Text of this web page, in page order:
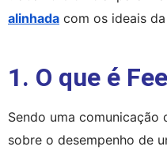
alinhada com os ideais
1. O que é
Sendo uma
sobre o desempenho de